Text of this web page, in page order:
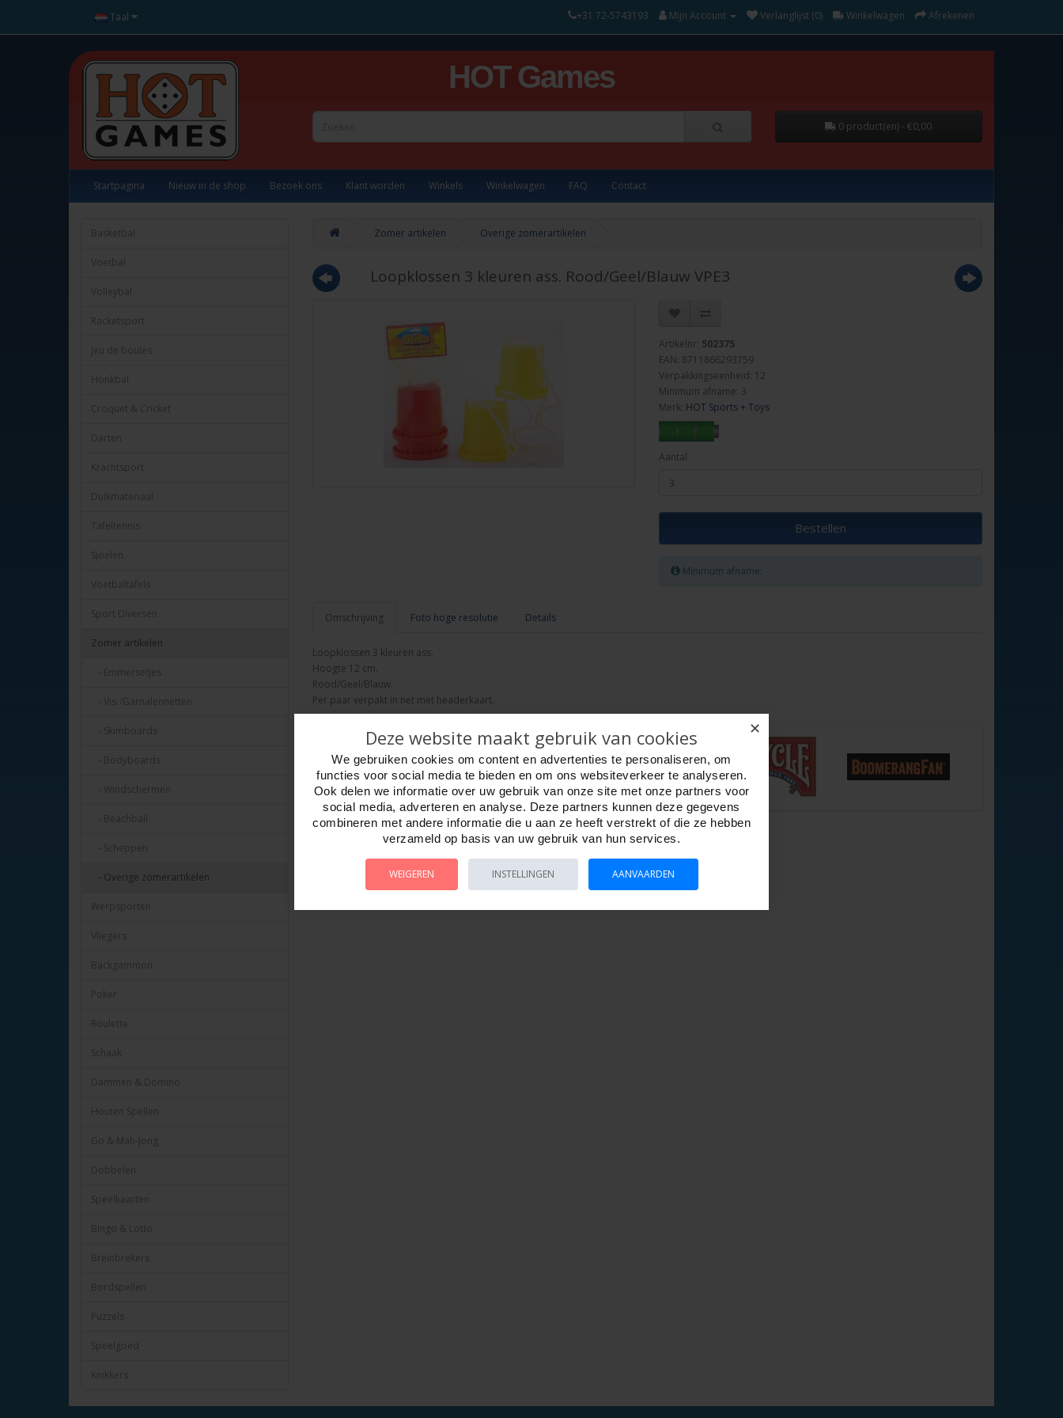
Taal +31 72-5743193 Mijn Account Verlanglijst (0) Winkelwagen Afrekenen
HOT Games
0 product(en) - €0,00
Startpagina Nieuw in de shop Bezoek ons Klant worden Winkels Winkelwagen FAQ Contact
Basketbal
Voetbal
Volleybal
Racketsport
Jeu de boules
Honkbal
Croquet & Cricket
Darten
Krachtsport
Duikmateriaal
Tafeltennis
Sjoelen
Voetbaltafels
Sport Diversen
Zomer artikelen
- Emmersetjes
- Vis-/Garnalennetten
- Skimboards
- Bodyboards
- Windschermen
- Beachball
- Scheppen
- Overige zomerartikelen
Werpsporten
Vliegers
Backgammon
Poker
Roulette
Schaak
Dammen & Domino
Houten Spellen
Go & Mah-Jong
Dobbelen
Speelkaarten
Bingo & Lotto
Breinbrekers
Bordspellen
Puzzels
Speelgoed
Knikkers
Zomer artikelen Overige zomerartikelen
Loopklossen 3 kleuren ass. Rood/Geel/Blauw VPE3
Artikelnr: 502375
EAN: 8711866293759
Verpakkingseenheid: 12
Minimum afname: 3
Merk: HOT Sports + Toys
Aantal
Bestellen
Minimum afname:
Omschrijving Foto hoge resolutie Details
Loopklossen 3 kleuren ass.
Hoogte 12 cm.
Rood/Geel/Blauw.
Per paar verpakt in net met headerkaart.
✕
Deze website maakt gebruik van cookies
We gebruiken cookies om content en advertenties te personaliseren, om
functies voor social media te bieden en om ons websiteverkeer te analyseren.
Ook delen we informatie over uw gebruik van onze site met onze partners voor
social media, adverteren en analyse. Deze partners kunnen deze gegevens
combineren met andere informatie die u aan ze heeft verstrekt of die ze hebben
verzameld op basis van uw gebruik van hun services.
WEIGEREN INSTELLINGEN AANVAARDEN